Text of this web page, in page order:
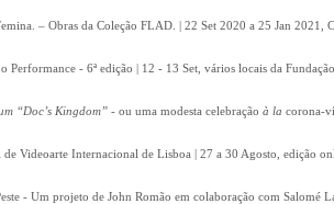
– Obras da Coleção FLAD. | 22 Set 2020 a 25 Jan
Performance - 6ª edição | 12 - 13 Set, vários locais da
“Doc’s Kingdom” - ou uma modesta celebração à la corona-
de Videoarte Internacional de Lisboa | 27 a 30 Agosto, edição
- Um projeto de John Romão em colaboração com Salomé